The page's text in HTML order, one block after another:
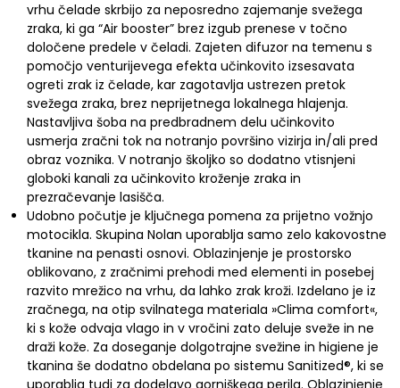
vrhu čelade skrbijo za neposredno zajemanje svežega
zraka, ki ga “Air booster” brez izgub prenese v točno
določene predele v čeladi. Zajeten difuzor na temenu s
pomočjo venturijevega efekta učinkovito izsesavata
ogreti zrak iz čelade, kar zagotavlja ustrezen pretok
svežega zraka, brez neprijetnega lokalnega hlajenja.
Nastavljiva šoba na predbradnem delu učinkovito
usmerja zračni tok na notranjo površino vizirja in/ali pred
obraz voznika. V notranjo školjko so dodatno vtisnjeni
globoki kanali za učinkovito kroženje zraka in
prezračevanje lasišča.
Udobno počutje je ključnega pomena za prijetno vožnjo
motocikla. Skupina Nolan uporablja samo zelo kakovostne
tkanine na penasti osnovi. Oblazinjenje je prostorsko
oblikovano, z zračnimi prehodi med elementi in posebej
razvito mrežico na vrhu, da lahko zrak kroži. Izdelano je iz
zračnega, na otip svilnatega materiala »Clima comfort«,
ki s kože odvaja vlago in v vročini zato deluje sveže in ne
draži kože. Za doseganje dolgotrajne svežine in higiene je
tkanina še dodatno obdelana po sistemu Sanitized®, ki se
uporablja tudi za dodelavo gorniškega perila. Oblazinjenje